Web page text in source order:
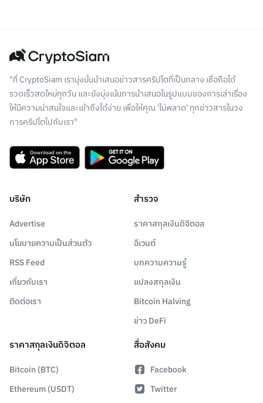
"ที่ CryptoSiam เรามุ่งมั่นนำเสนอข่าวสารคริปโตที่เป็นกลาง เชื่อถือได้
รวดเร็วสดใหม่ทุกวัน และยังมุ่งเน้นการนำเสนอในรูปแบบของการเล่าเรื่อง
ให้มีความน่าสนใจและเข้าถึงได้ง่าย เพื่อให้คุณ 'ไม่พลาด' ทุกข่าวสารในวง
การคริปโตไปกับเรา"
บริษัท
Advertise
นโยบายความเป็นส่วนตัว
RSS Feed
เกี่ยวกับเรา
ติดต่อเรา
สำรวจ
ราคาสกุลเงินดิจิตอล
อีเวนต์
บทความความรู้
แปลงสกุลเงิน
Bitcoin Halving
ข่าว DeFi
ราคาสกุลเงินดิจิตอล
Bitcoin (BTC)
Ethereum (USDT)
สื่อสังคม
Facebook
Twitter